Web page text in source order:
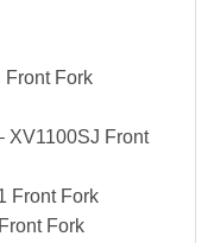
Front Fork
XV1100SJ Front
Front Fork
Fork